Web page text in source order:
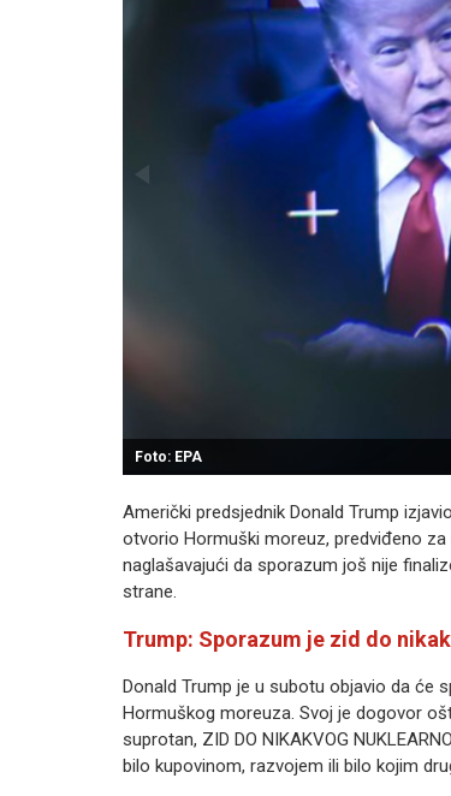
Foto: EPA
Američki predsjednik Donald Trump
otvorio Hormuški moreuz, predviđeno
naglašavajući da sporazum još nije
strane.
Trump: Sporazum je zid do
Donald Trump je u subotu objavio da će
Hormuškog moreuza. Svoj je dogovor
suprotan, ZID DO NIKAKVOG
bilo kupovinom, razvojem ili bilo kojim